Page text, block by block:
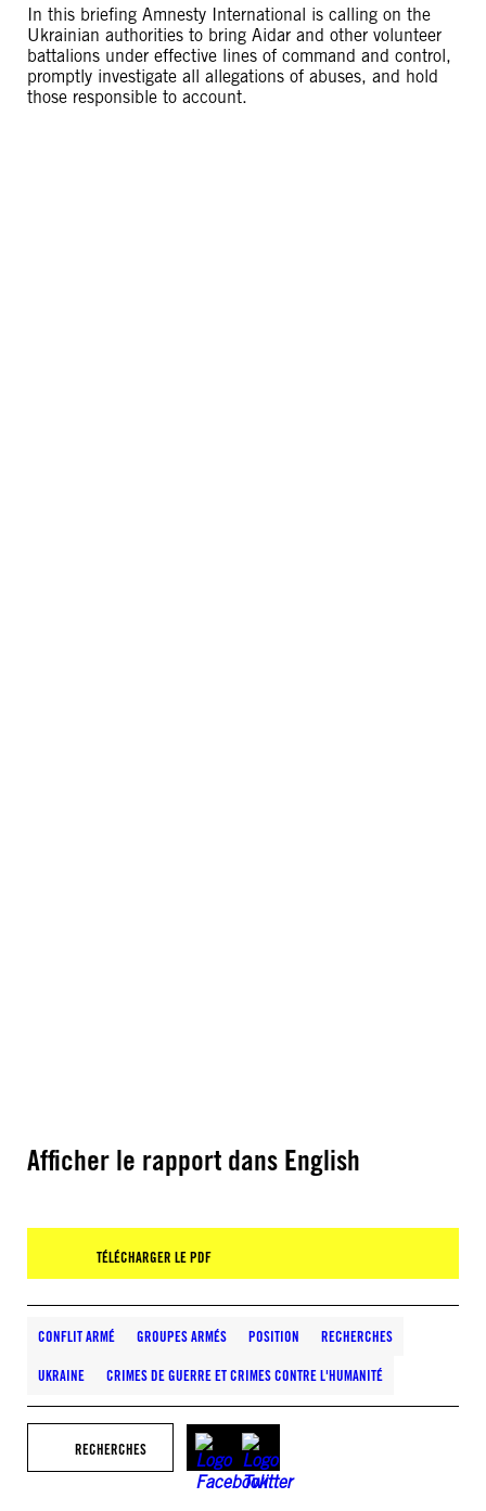
In this briefing Amnesty International is calling on the
Ukrainian authorities to bring Aidar and other volunteer
battalions under effective lines of command and control,
promptly investigate all allegations of abuses, and hold
those responsible to account.
Afficher le rapport dans English
TÉLÉCHARGER LE PDF
CONFLIT ARMÉ GROUPES ARMÉS POSITION RECHERCHES
UKRAINE CRIMES DE GUERRE ET CRIMES CONTRE L'HUMANITÉ
RECHERCHES